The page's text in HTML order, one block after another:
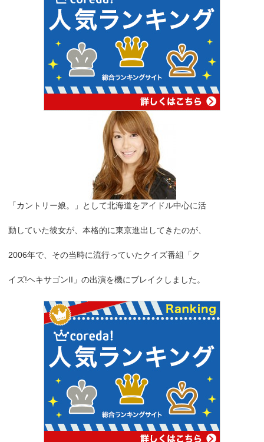
「カントリー娘。」として北海道をアイドル中心に活
動していた彼女が、本格的に東京進出してきたのが、
2006年で、その当時に流行っていたクイズ番組「ク
イズ!ヘキサゴンII」の出演を機にブレイクしました。